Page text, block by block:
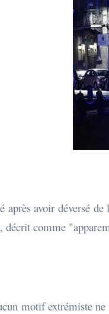
après avoir déversé
décrit comme
motif extrémiste